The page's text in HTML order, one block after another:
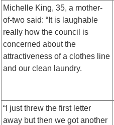
Michelle King, 35, a mother-
of-two said: “It is laughable
really how the council is
concerned about the
attractiveness of a clothes line
and our clean laundry.
“I just threw the first letter
away but then we got another